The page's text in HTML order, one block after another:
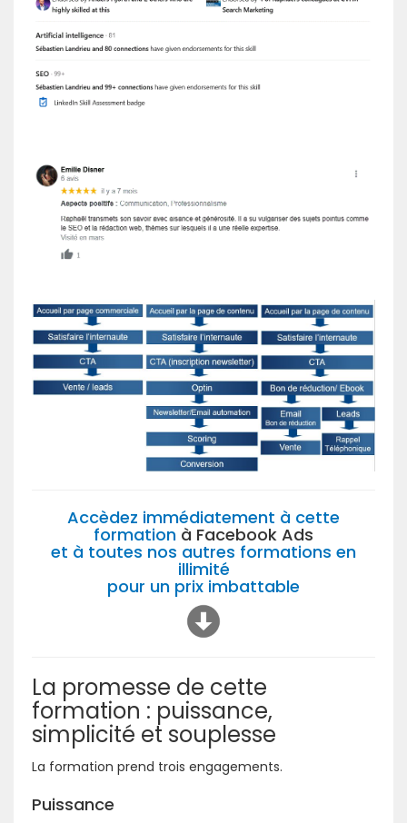
Accèdez immédiatement à cette
formation à Facebook Ads
et à toutes nos autres formations en
illimité
pour un prix imbattable
La promesse de cette
formation : puissance,
simplicité et souplesse
La formation prend trois engagements.
Puissance